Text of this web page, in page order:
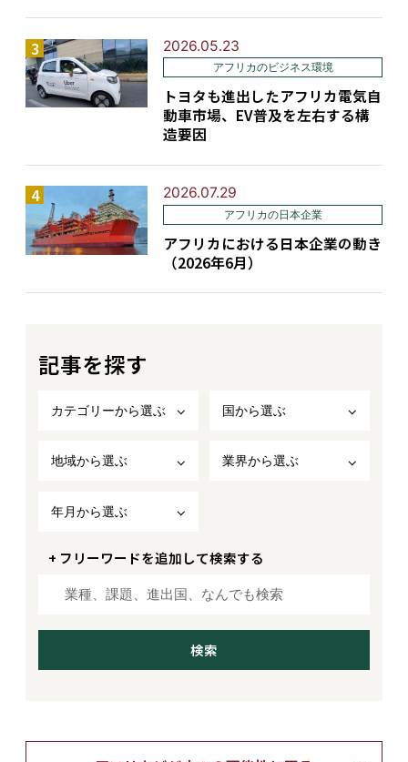
2026.05.23
アフリカのビジネス環境
トヨタも進出したアフリカ電気自
動車市場、EV普及を左右する構
造要因
2026.07.29
アフリカの日本企業
アフリカにおける日本企業の動き
（2026年6月）
記事を探す
カテゴリーから選ぶ 国から選ぶ
地域から選ぶ 業界から選ぶ
年月から選ぶ
+ フリーワードを追加して検索する